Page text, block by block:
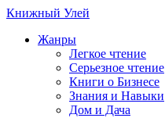
Книжный Улей
Жанры
Легкое чтение
Серьезное чтение
Книги о Бизнесе
Знания и Навыки
Дом и Дача